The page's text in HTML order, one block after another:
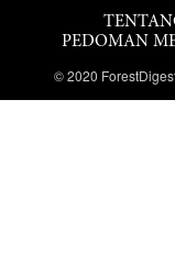
PEDOMAN
© 2020